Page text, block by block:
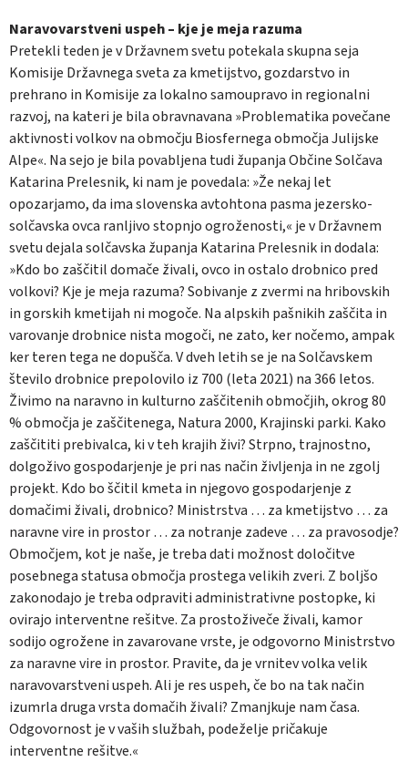
Naravovarstveni uspeh – kje je meja razuma
Pretekli teden je v Državnem svetu potekala skupna seja
Komisije Državnega sveta za kmetijstvo, gozdarstvo in
prehrano in Komisije za lokalno samoupravo in regionalni
razvoj, na kateri je bila obravnavana »Problematika povečane
aktivnosti volkov na območju Biosfernega območja Julijske
Alpe«. Na sejo je bila povabljena tudi županja Občine Solčava
Katarina Prelesnik, ki nam je povedala: »Že nekaj let
opozarjamo, da ima slovenska avtohtona pasma jezersko-
solčavska ovca ranljivo stopnjo ogroženosti,« je v Državnem
svetu dejala solčavska županja Katarina Prelesnik in dodala:
»Kdo bo zaščitil domače živali, ovco in ostalo drobnico pred
volkovi? Kje je meja razuma? Sobivanje z zvermi na hribovskih
in gorskih kmetijah ni mogoče. Na alpskih pašnikih zaščita in
varovanje drobnice nista mogoči, ne zato, ker nočemo, ampak
ker teren tega ne dopušča. V dveh letih se je na Solčavskem
število drobnice prepolovilo iz 700 (leta 2021) na 366 letos.
Živimo na naravno in kulturno zaščitenih območjih, okrog 80
% območja je zaščitenega, Natura 2000, Krajinski parki. Kako
zaščititi prebivalca, ki v teh krajih živi? Strpno, trajnostno,
dolgoživo gospodarjenje je pri nas način življenja in ne zgolj
projekt. Kdo bo ščitil kmeta in njegovo gospodarjenje z
domačimi živali, drobnico? Ministrstva … za kmetijstvo … za
naravne vire in prostor … za notranje zadeve … za pravosodje?
Območjem, kot je naše, je treba dati možnost določitve
posebnega statusa območja prostega velikih zveri. Z boljšo
zakonodajo je treba odpraviti administrativne postopke, ki
ovirajo interventne rešitve. Za prostoživeče živali, kamor
sodijo ogrožene in zavarovane vrste, je odgovorno Ministrstvo
za naravne vire in prostor. Pravite, da je vrnitev volka velik
naravovarstveni uspeh. Ali je res uspeh, če bo na tak način
izumrla druga vrsta domačih živali? Zmanjkuje nam časa.
Odgovornost je v vaših službah, podeželje pričakuje
interventne rešitve.«